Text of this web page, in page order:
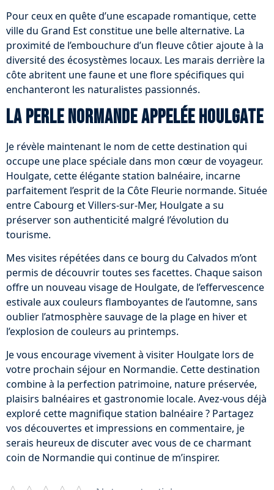
Pour ceux en quête d’une escapade romantique, cette
ville du Grand Est constitue une belle alternative. La
proximité de l’embouchure d’un fleuve côtier ajoute à la
diversité des écosystèmes locaux. Les marais derrière la
côte abritent une faune et une flore spécifiques qui
enchanteront les naturalistes passionnés.
La perle normande appelée Houlgate
Je révèle maintenant le nom de cette destination qui
occupe une place spéciale dans mon cœur de voyageur.
Houlgate, cette élégante station balnéaire, incarne
parfaitement l’esprit de la Côte Fleurie normande. Située
entre Cabourg et Villers-sur-Mer, Houlgate a su
préserver son authenticité malgré l’évolution du
tourisme.
Mes visites répétées dans ce bourg du Calvados m’ont
permis de découvrir toutes ses facettes. Chaque saison
offre un nouveau visage de Houlgate, de l’effervescence
estivale aux couleurs flamboyantes de l’automne, sans
oublier l’atmosphère sauvage de la plage en hiver et
l’explosion de couleurs au printemps.
Je vous encourage vivement à visiter Houlgate lors de
votre prochain séjour en Normandie. Cette destination
combine à la perfection patrimoine, nature préservée,
plaisirs balnéaires et gastronomie locale. Avez-vous déjà
exploré cette magnifique station balnéaire ? Partagez
vos découvertes et impressions en commentaire, je
serais heureux de discuter avec vous de ce charmant
coin de Normandie qui continue de m’inspirer.